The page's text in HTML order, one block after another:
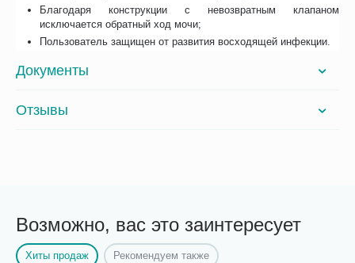
Благодаря конструкции с невозвратным клапаном
исключается обратный ход мочи;
Пользователь защищен от развития восходящей инфекции.
Документы
Отзывы
Возможно, вас это заинтересует
Хиты продаж Рекомендуем также